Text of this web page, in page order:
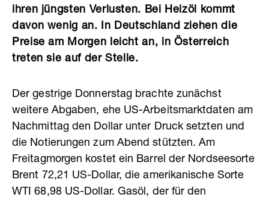
ihren jüngsten Verlusten. Bei Heizöl kommt
davon wenig an. In Deutschland ziehen die
Preise am Morgen leicht an, in Österreich
treten sie auf der Stelle.
Der gestrige Donnerstag brachte zunächst
weitere Abgaben, ehe US-Arbeitsmarktdaten am
Nachmittag den Dollar unter Druck setzten und
die Notierungen zum Abend stützten. Am
Freitagmorgen kostet ein Barrel der Nordseesorte
Brent 72,21 US-Dollar, die amerikanische Sorte
WTI 68,98 US-Dollar. Gasöl, der für den